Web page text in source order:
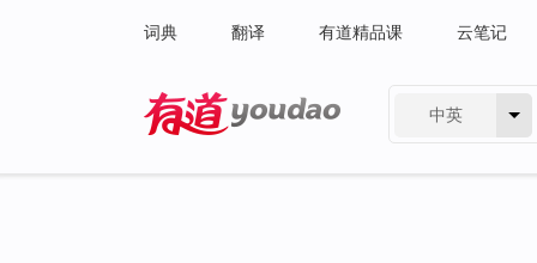
词典 翻译 有道精品课 云笔记
中英